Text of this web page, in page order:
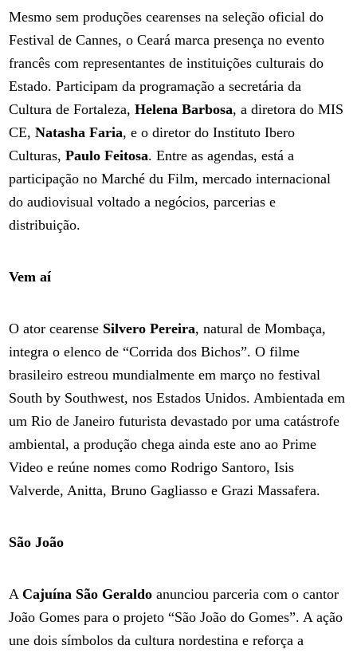
Mesmo sem produções cearenses na seleção oficial do
Festival de Cannes, o Ceará marca presença no evento
francês com representantes de instituições culturais do
Estado. Participam da programação a secretária da
Cultura de Fortaleza,Helena Barbosa, a diretora do MIS
CE,Natasha Faria, e o diretor do Instituto Ibero
Culturas,Paulo Feitosa. Entre as agendas, está a
participação no Marché du Film, mercado internacional
do audiovisual voltado a negócios, parcerias e
distribuição.
Vem aí
O ator cearense Silvero Pereira, natural de Mombaça,
integra o elenco de “Corrida dos Bichos”. O filme
brasileiro estreou mundialmente em março no festival
South by Southwest, nos Estados Unidos. Ambientada em
um Rio de Janeiro futurista devastado por uma catástrofe
ambiental, a produção chega ainda este ano ao Prime
Video e reúne nomes como Rodrigo Santoro, Isis
Valverde, Anitta, Bruno Gagliasso e Grazi Massafera.
São João
ACajuína São Geraldo anunciou parceria com o cantor
João Gomes para o projeto “São João do Gomes”. A ação
une dois símbolos da cultura nordestina e reforça a